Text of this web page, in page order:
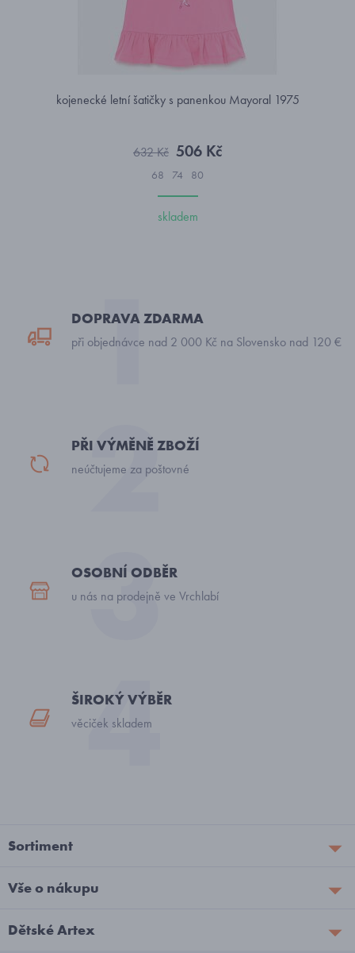
kojenecké letní šatičky s panenkou Mayoral 1975
632 Kč 506 Kč
68 74 80
skladem
DOPRAVA ZDARMA
při objednávce nad 2 000 Kč na Slovensko nad 120 €
PŘI VÝMĚNĚ ZBOŽÍ
neúčtujeme za poštovné
OSOBNÍ ODBĚR
u nás na prodejně ve Vrchlabí
ŠIROKÝ VÝBĚR
věciček skladem
Sortiment
Vše o nákupu
Dětské Artex